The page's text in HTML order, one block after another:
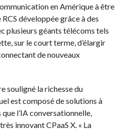
en Amérique à être
développée grâce à des
plusieurs géants télécoms tels
sur le court terme, d’élargir
de nouveaux
souligné la richesse du
est composé de solutions à
l’IA conversationnelle,
innovant CPaaS X. « La